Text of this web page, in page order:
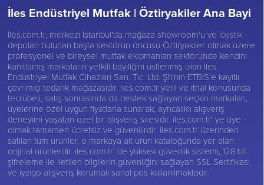
İles Endüstriyel Mutfak |Öztiryakiler Ana Bayi
İles.com.tr, merkezi İstanbul'da mağaza showroom’u ve lojistik
depoları bulunan başta sektörün öncüsü Öztiryakiler olmak üzere
profesyonel ve bireysel mutfak ekipmanları sektöründe kendini
kanıtlamış markaların yetkili bayiliğini üstlenmiş olan İles
Endüstriyel Mutfak Cihazları San. Tic. Ltd. Şti'nin ETBİS'e kayıtlı
çevrimiçi tedarik mağazasıdır. iles.com.tr yerli ve ithal konusunda
tecrübeli, satış sonrasında da destek sağlayan seçkin markaları,
üyelerine özel uygun fiyatlarla sunarak, ayrıcalıklı alışveriş
deneyimi yaşatan özel bir alışveriş sitesidir. iles.com.tr' ye üye
olmak tamamen ücretsiz ve güvenilirdir. iles.com.tr üzerinden
satılan tüm ürünler, o markaya ait ürün kataloğunda yer alan
orijinal ürünlerdir. iles.com.tr’ de yüksek güvenlik sistemi, 128 bit
şifreleme ile iletilen bilgilerin güvenliğini sağlayan SSL Sertifikası
ve iyzigo alışveriş korumalı sanal pos kullanılmaktadır.